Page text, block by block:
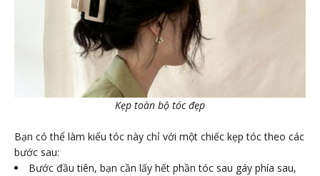
Kẹp toàn bộ tóc đẹp
Bạn có thể làm kiểu tóc này chỉ với một chiếc kẹp tóc theo các
bước sau:
Bước đầu tiên, bạn cần lấy hết phần tóc sau gáy phía sau,